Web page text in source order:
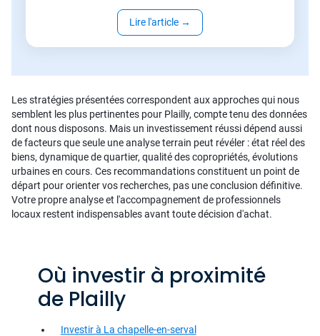
Lire l'article →
Les stratégies présentées correspondent aux approches qui nous
semblent les plus pertinentes pour Plailly, compte tenu des données
dont nous disposons. Mais un investissement réussi dépend aussi
de facteurs que seule une analyse terrain peut révéler : état réel des
biens, dynamique de quartier, qualité des copropriétés, évolutions
urbaines en cours. Ces recommandations constituent un point de
départ pour orienter vos recherches, pas une conclusion définitive.
Votre propre analyse et l'accompagnement de professionnels
locaux restent indispensables avant toute décision d'achat.
Où investir à proximité
de Plailly
Investir à La chapelle-en-serval